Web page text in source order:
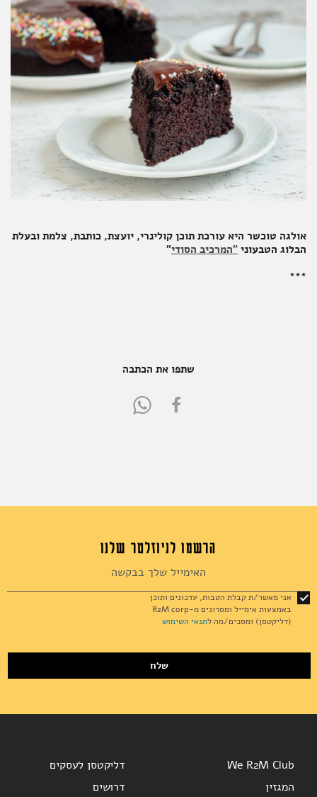
אולגה טוכשר היא עורכת תוכן קולינרי, יועצת, כותבת, צלמת ובעלת
הבלוג הטבעוני "המרכיב הסודי"
***
שתפו את הכתבה
Share
Share
in
הרשמו לניוזלטר שלנו
for
Our
Newsletter:
שלח
אני מאשר/ת קבלת הטבות, עדכונים ותוכן
באמצעות אימייל ומסרונים מ-R2M corp
(דליקטסן) ומסכים/מה לתנאי השימוש
We R2M Club
המגזין
דליקטסן לעסקים
דרושים